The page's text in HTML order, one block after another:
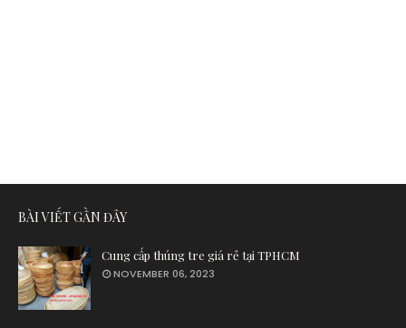
BÀI VIẾT GẦN ĐÂY
Cung cấp thúng tre giá rẻ tại TPHCM
NOVEMBER 06, 2023